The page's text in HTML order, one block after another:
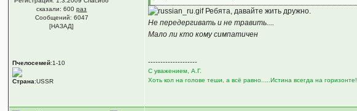
сказали:600 раз
Сообщений: 6047
[НАЗАД]
Пчелосемей:1-10
Страна:USSR
Ребята, давайте жить дружно.
Не передергивать и не травить....
Мало ли кто кому симпатичен
--------------------
С уважением, А.Г.
Хоть кол на голове теши, а всё равно.....Истина всегда на горизонте!